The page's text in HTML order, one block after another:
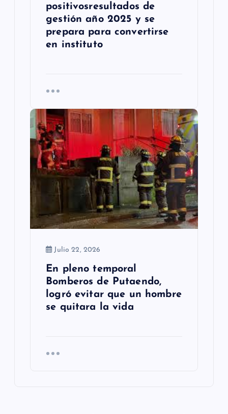
positivosresultados de
gestión año 2025 y se
prepara para convertirse
en instituto
Julio 22, 2026
En pleno temporal
Bomberos de Putaendo,
logró evitar que un hombre
se quitara la vida